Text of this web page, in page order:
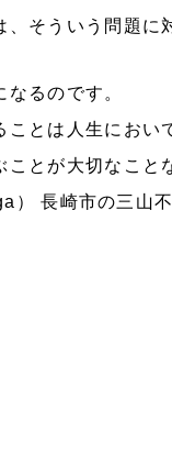
そういう問題に
るのです。
とは人生におい
とが大切なこと
） 長崎市の三山